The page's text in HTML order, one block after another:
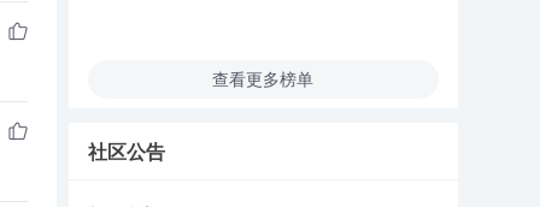
查看更多榜单
社区公告